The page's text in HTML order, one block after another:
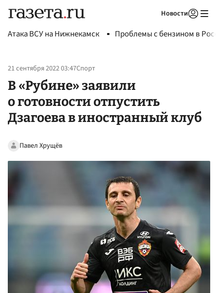
Новости
Атака ВСУ на Нижнекамск Проблемы с бензином в
21 сентября 2022 03:47Спорт
В «Рубине» заявили
о готовности отпустить
Дзагоева в иностранный клуб
Павел Хрущёв